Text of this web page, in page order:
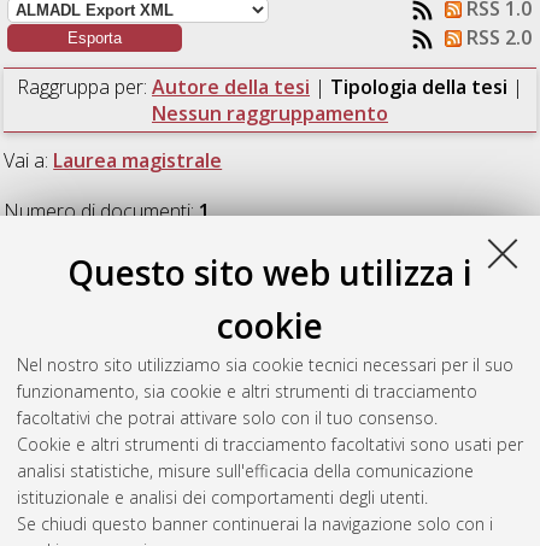
Questo sito web utilizza i
cookie
Nel nostro sito utilizziamo sia cookie tecnici necessari per il suo
funzionamento, sia cookie e altri strumenti di tracciamento
facoltativi che potrai attivare solo con il tuo consenso.
Cookie e altri strumenti di tracciamento facoltativi sono usati per
analisi statistiche, misure sull'efficacia della comunicazione
istituzionale e analisi dei comportamenti degli utenti.
Se chiudi questo banner continuerai la navigazione solo con i
RSS 1.0
RSS 2.0
Raggruppa per: Autore della tesi | Tipologia della tesi |
Nessun raggruppamento
Vai a: Laurea magistrale
Numero di documenti:1.
Laurea magistrale
costruttiva in Italia nel secondo dopoguerra: il Mercato dei Fiori
di Pescia.[Laurea magistrale], Università di Bologna, Corso di
Studio inIngegneria edile - architettura [LM-DM270]
Documento full-text non disponibile
Questa lista e' stata generata ilFri Aug 7 12:18:12 2026 CEST